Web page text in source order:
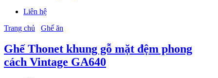
Liên hệ
Trang chủ
Ghế ăn
Ghế Thonet khung gỗ mặt đệm phong
cách Vintage GA640